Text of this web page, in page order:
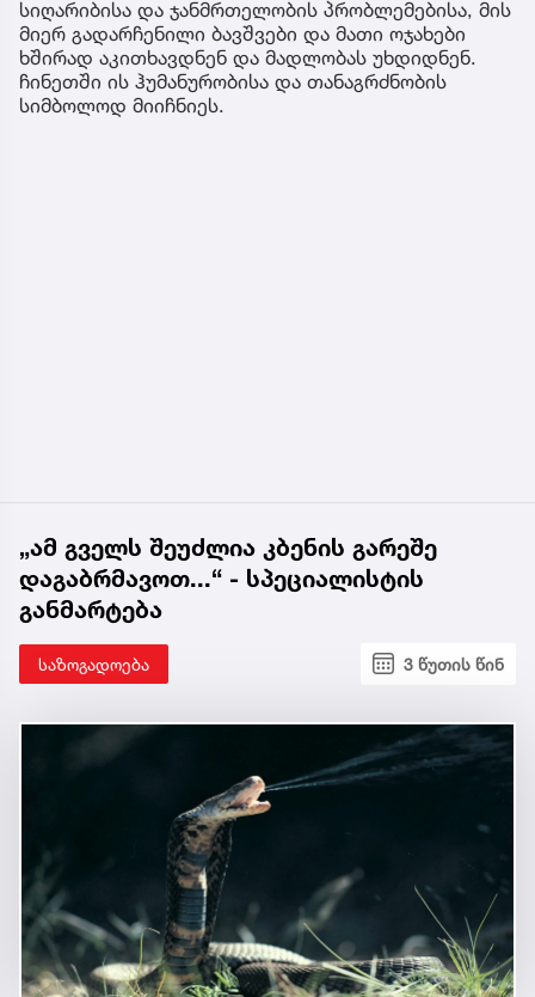
სიღარიბისა და ჯანმრთელობის პრობლემებისა, მის
მიერ გადარჩენილი ბავშვები და მათი ოჯახები
ხშირად აკითხავდნენ და მადლობას უხდიდნენ.
ჩინეთში ის ჰუმანურობისა და თანაგრძნობის
სიმბოლოდ მიიჩნიეს.
„ამ გველს შეუძლია კბენის გარეშე
დაგაბრმავოთ...“ - სპეციალისტის
განმარტება
საზოგადოება 3 წუთის წინ